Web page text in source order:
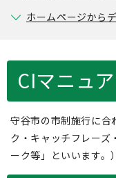
ホームページから
CIマニュ
守谷市の市制施行に合
ク・キャッチフレーズ
ーク等」といいます。